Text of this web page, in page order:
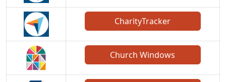
CharityTracker
Church Windows